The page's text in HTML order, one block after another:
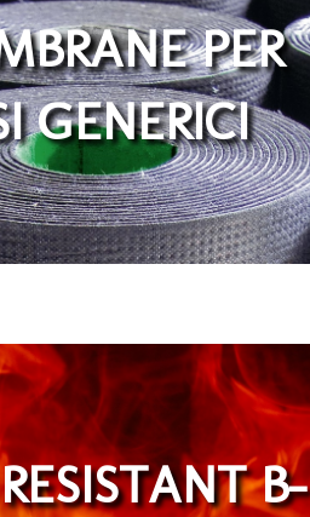
PER
GENERICI
B-